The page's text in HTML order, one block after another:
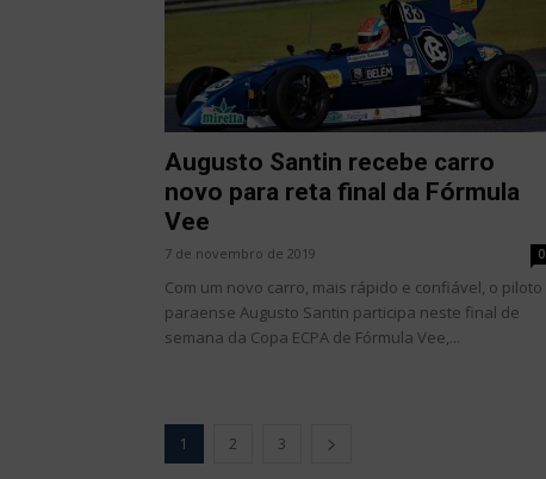
Augusto Santin recebe carro
novo para reta final da Fórmula
Vee
7 de novembro de 2019 0
Com um novo carro, mais rápido e confiável, o piloto
paraense Augusto Santin participa neste final de
semana da Copa ECPA de Fórmula Vee,...
1 2 3